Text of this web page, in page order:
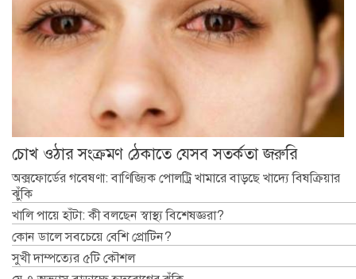
চোখ ওঠার সংক্রমণ ঠেকাতে যেসব সতর্কতা জরুরি
অক্সফোর্ডের গবেষণা: বাণিজ্যিক পোলট্রি খামারে বাড়ছে খাদ্যে বিষক্রিয়ার
ঝুঁকি
খালি পায়ে হাঁটা: কী বলছেন স্বাস্থ্য বিশেষজ্ঞরা?
কোন ডালে সবচেয়ে বেশি প্রোটিন?
সুখী দাম্পত্যের ৫টি কৌশল